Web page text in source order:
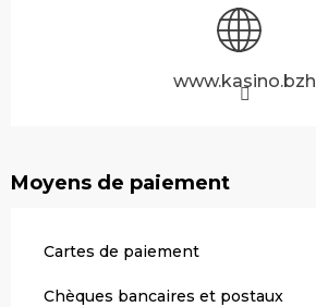
www.kasino.bzh
Moyens de paiement
Cartes de paiement
Chèques bancaires et postaux